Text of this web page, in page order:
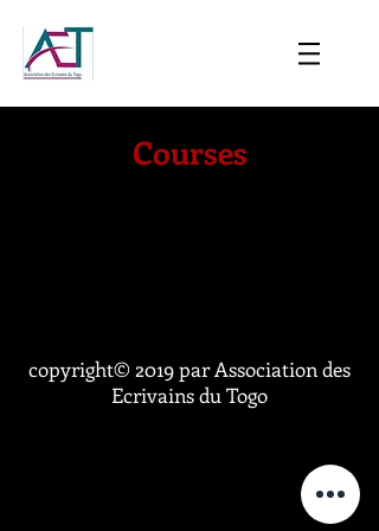
Courses
copyright© 2019 par Association des
Ecrivains du Togo